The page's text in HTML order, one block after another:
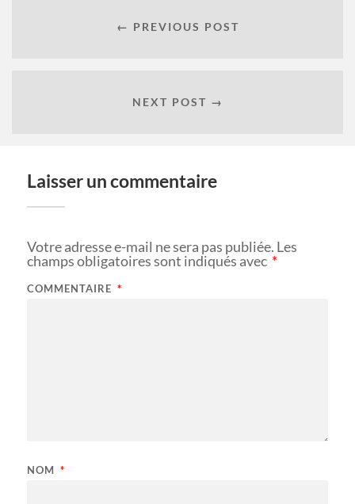
← PREVIOUS POST
NEXT POST →
Laisser un commentaire
Votre adresse e-mail ne sera pas publiée. Les
champs obligatoires sont indiqués avec *
COMMENTAIRE *
NOM *